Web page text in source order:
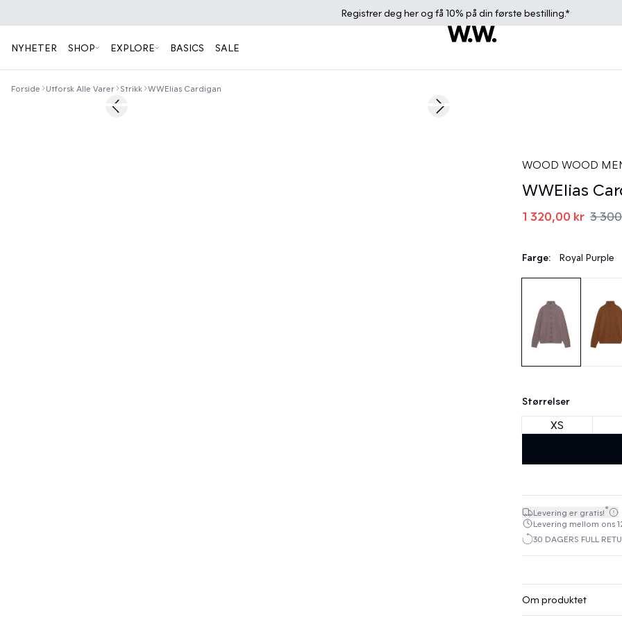
Registrer deg herog få 10% på din første bestilling.*
NYHETER SHOP EXPLORE BASICS SALE
Forside Utforsk Alle Varer Strikk WWElias Cardigan
60%Previous slide Next slide
WOOD WOOD
WWElias
1 320,00 kr 3
Farge: Royal Purple
Størrelser
XS
Levering er gratis!*
Levering mellom ons
30 DAGERS FULL
Om produktet